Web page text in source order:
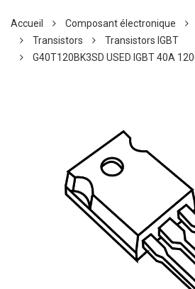
Accueil Composant électronique
Transistors
Transistors IGBT
G40T120BK3SD USED IGBT 40A